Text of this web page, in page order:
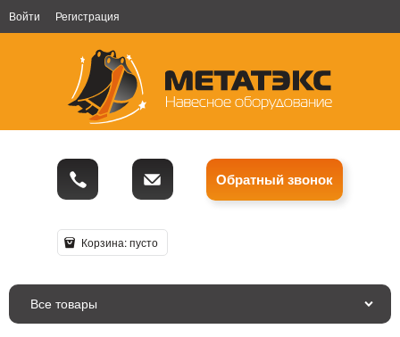
Войти Регистрация
Обратный звонок
Корзина:пусто
Все товары